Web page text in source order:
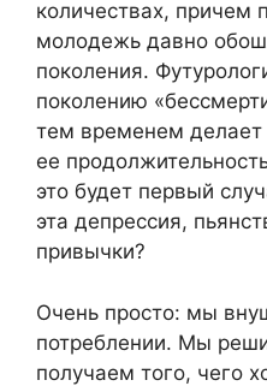
количествах, причем
молодежь давно
поколения.
поколению
тем временем делает
ее
это будет первый
эта депрессия,
привычки?
Очень просто: мы
потреблении. Мы
получаем того, чего